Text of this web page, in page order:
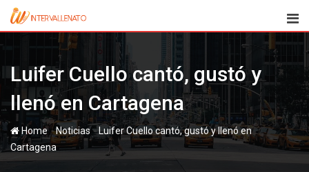
Skip
Luifer Cuello cantó, gustó y
llenó en Cartagena
Home-Noticias-Luifer Cuello cantó, gustó y llenó en
Cartagena